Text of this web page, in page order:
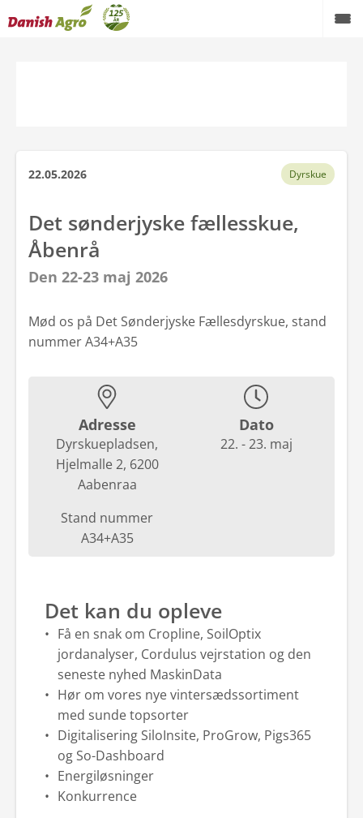
22.05.2026 Dyrskue
Det sønderjyske fællesskue,
Åbenrå
Den 22-23 maj 2026
Mød os på Det Sønderjyske Fællesdyrskue, stand
nummer A34+A35
Adresse
Dyrskuepladsen,
Hjelmalle 2, 6200
Aabenraa
Stand nummer
A34+A35
Dato
22. - 23. maj
Det kan du opleve
Få en snak om Cropline, SoilOptix
jordanalyser, Cordulus vejrstation og den
seneste nyhed MaskinData
Hør om vores nye vintersædssortiment
med sunde topsorter
Digitalisering SiloInsite, ProGrow, Pigs365
og So-Dashboard
Energiløsninger
Konkurrence
Agro a.m.b.a.
Gode Levering
Fødevarestyrelsens smiley-rapporter